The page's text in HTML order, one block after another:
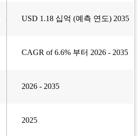
USD 1.18 십억 (예측 연도) 2035
CAGR of 6.6% 부터 2026 - 2035
2026 - 2035
2025